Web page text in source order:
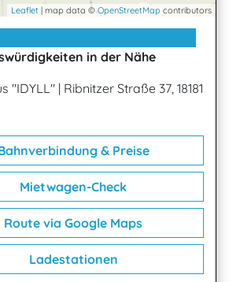
Leaflet | map data © OpenStreetMap contributors
in der Nähe
"IDYLL" | Ribnitzer Straße 37, 18181
& Preise
Mietwagen-Check
Route via Google Maps
Ladestationen